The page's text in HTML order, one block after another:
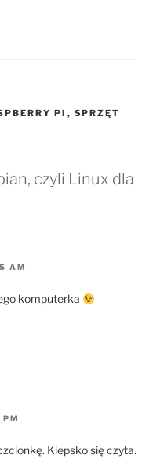
PI , SPRZĘT
czyli Linux dla
AM
komputerka
Kiepsko się czyta.